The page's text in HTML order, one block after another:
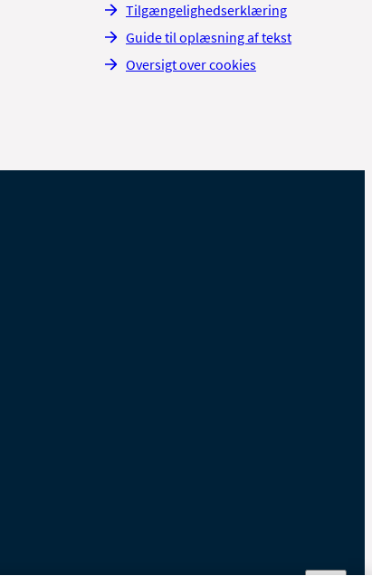
Tilgængelighedserklæring
Guide til oplæsning af tekst
Oversigt over cookies